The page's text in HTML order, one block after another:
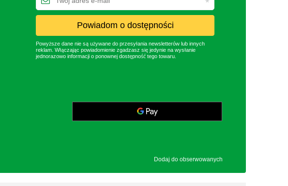
Powiadom o dostępności
Powyższe dane nie są używane do przesyłania newsletterów lub innych
reklam. Włączając powiadomienie zgadzasz się jedynie na wysłanie
jednorazowo informacji o ponownej dostępność tego towaru.
Dodaj do obserwowanych